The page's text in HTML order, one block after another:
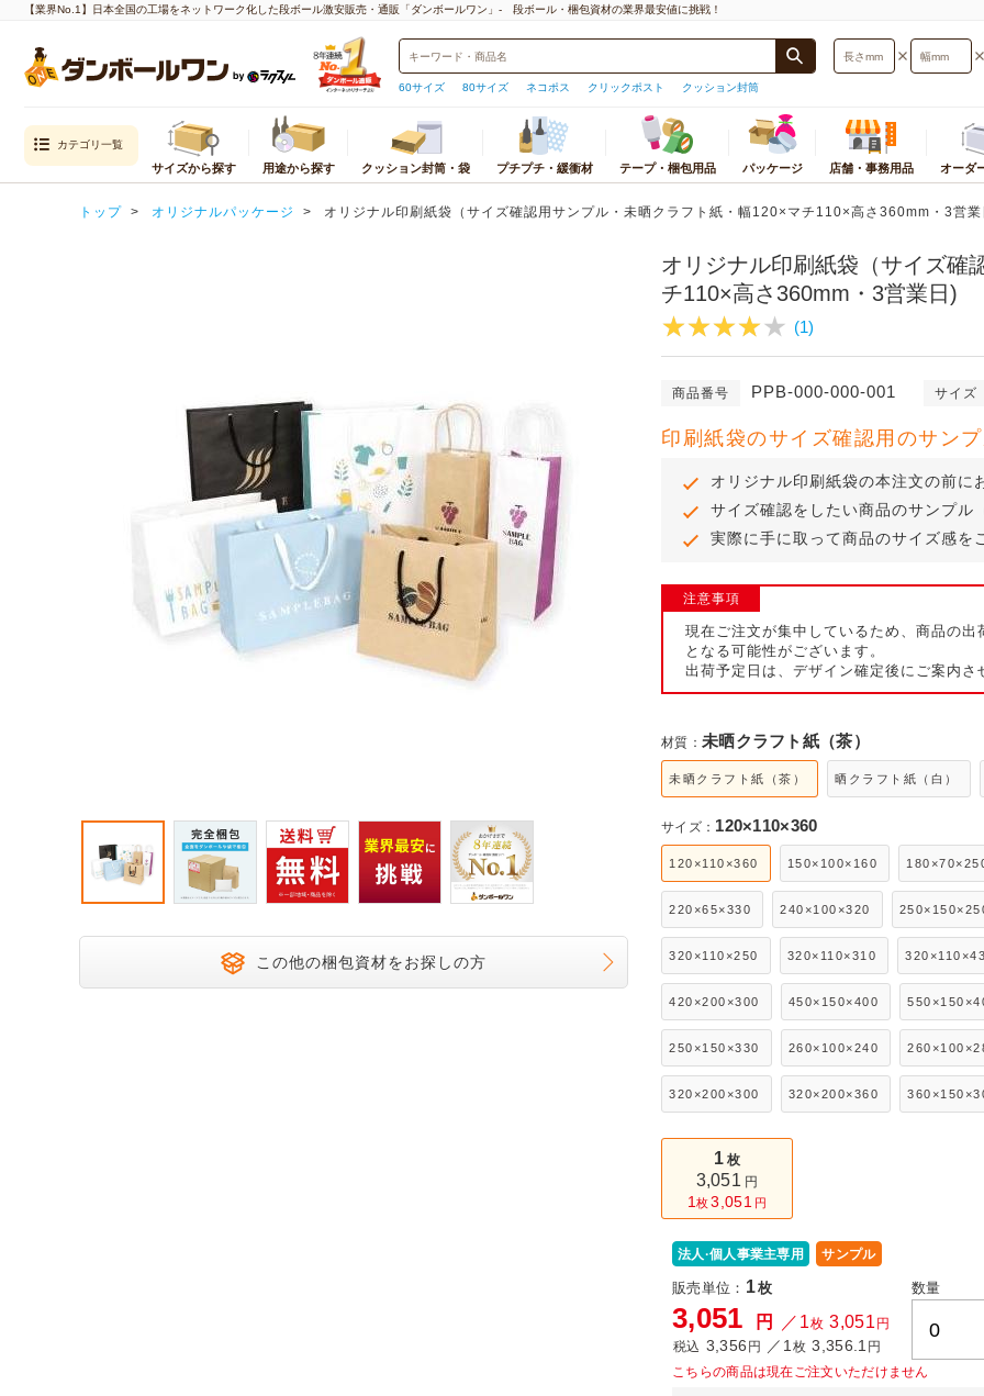
【業界No.1】日本全国の工場をネットワーク化した段ボール激安販売・通販「ダンボールワン」- 段ボール・梱包資材の業界最安値に挑戦！
60サイズ 80サイズ ネコポス クリックポスト クッション封筒
カテゴリ一覧
サイズから探す
内寸 サイズ検索
宅配140サイズ
宅配160サイズ
宅配170サイズ
宅配180サイズ
宅配200サイズ
大きいダンボール
オーダーメイドサイズ
ゆうパケットパフ
ゆうパケットポスト
飛脚メール便
飛脚ゆうメール便
底面サイズ
A5サイズ
B5サイズ
A3サイズ
用途から探す
目的から探す
水濡れ防止
生産性向上
梱包物から探す
本・CD・DVD・マンガ・レコード
ポスター・カレンダー用
レジャー用品・趣味用品
クッション封筒・袋
封筒・クッション封筒・厚紙封筒 宅配袋・宅配ビニール袋
宅配ビニール袋
プチプチ・緩衝材
プチプチ
プチプチロールスタンド
緩衝材
エアー緩衝材
発泡緩衝材
巻きダンボール
ネット緩衝材
保冷エコクッション
紙パッキン
テープ・梱包用品
梱包用テープ
テープカッター
ストレッチフィルム
ストレッチフィル
PPバンド
パッケージ
パッケージ
ギフトボックス
個装箱
ラミネート袋
ラッピング資材
シール・ラベル
店舗・事務用品
おすすめ店舗・事務用品
ラミネート袋
紙コップ・プラコップ
コピー用紙・トナー・インク
カテゴリ別店舗・事
衛生・医療・介護用
文房具・事務用品
事務機器・ラベルラ
電化製品・照明・カ
その他店舗用品
オーダ
オ
型)
組
トップ オリジナルパッケージ オリジナル印刷紙袋（サイズ確認用サンプル・未晒クラフト紙・幅120×マチ110×高さ360mm・3営業
オリジナル印刷紙袋（サイズ確
チ110×高さ360mm・3営業日)
(1)
商品番号 PPB-000-000-001 サイズ
印刷紙袋のサイズ確認用のサンプ
オリジナル印刷紙袋の本注文の前に
サイズ確認をしたい商品のサンプル
実際に手に取って商品のサイズ感を
注意事項
現在ご注文が集中しているため、商品の
となる可能性がございます。
出荷予定日は、デザイン確定後にご案内さ
材質： 未晒クラフト紙（茶）
未晒クラフト紙（茶） 晒クラフト紙（白）
サイズ： 120×110×360
120×110×360 150×100×160
220×65×330 240×100×320
320×110×250 320×110×310
420×200×300 450×150×400
250×150×330 260×100×240
320×200×300 320×200×360
1 枚
3,051 円
1枚 3,051 円
法人·個人事業主専用 サンプル
販売単位： 1枚
3,051 円 ／1枚 3,051 円
税込 3,356 円 ／1 枚 3,356.1 円
数量
こちらの商品は現在ご注文いただけません
この他の梱包資材をお探しの方